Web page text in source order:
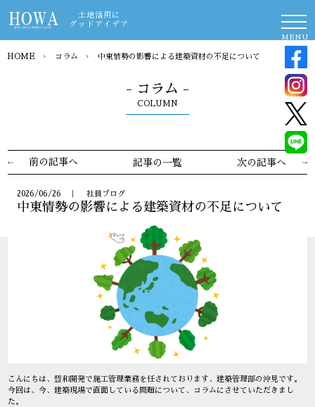
土地活用に
グッドアイデア
MENU
- コラム -
COLUMN
HOME › コラム › 中東情勢の影響による建築資材の不足について
前の記事へ 記事の一覧 次の記事へ
2026/06/26 ｜ 社員ブログ
中東情勢の影響による建築資材の不足について
こんにちは、豊和開発で施工管理業務を任されております、建築管理部の沖見です。
今回は、今、建築現場で直面している問題について、コラムにさせていただきまし
た。